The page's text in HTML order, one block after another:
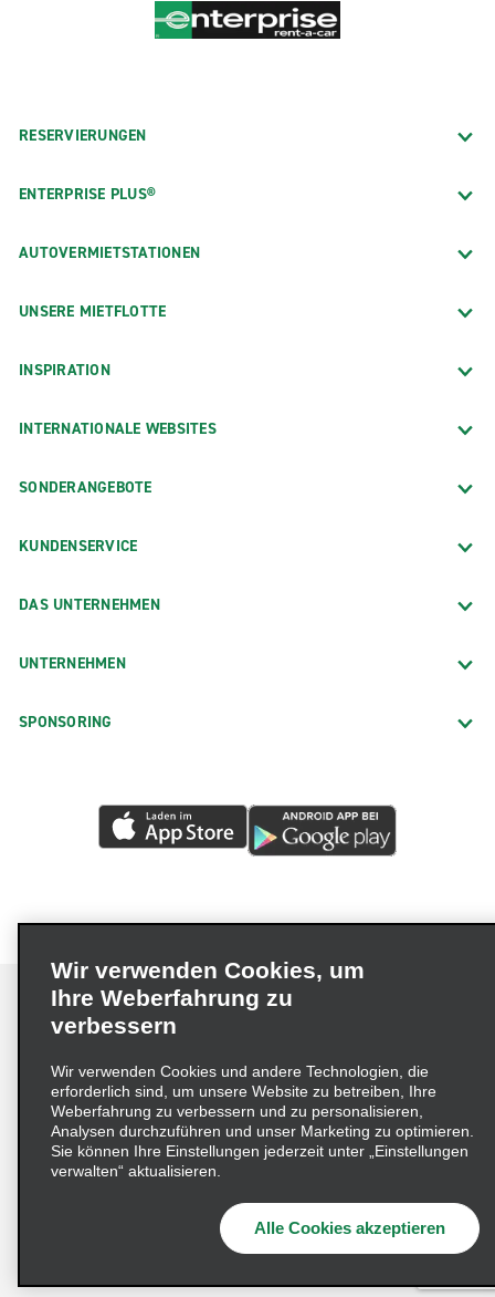
RESERVIERUNGEN
ENTERPRISE PLUS®
AUTOVERMIETSTATIONEN
UNSERE MIETFLOTTE
INSPIRATION
INTERNATIONALE WEBSITES
SONDERANGEBOTE
KUNDENSERVICE
DAS UNTERNEHMEN
UNTERNEHMEN
SPONSORING
Impressum Nutzungsbedingungen
Datenschutzrichtlinie
Cookie-Richtlinie
Datenschutzoptionen
Lieferkettensorgfaltspflichtengesetz (LkSG) Grundsatzerklärung
Beschwerdeverfahren nach dem
© 2026 Enterprise Holdings, Inc. Alle Rechte vorbehalten
Wir verwenden Cookies, um
Ihre Weberfahrung zu
verbessern
Wir verwenden Cookies und andere Technologien, die
erforderlich sind, um unsere Website zu betreiben, Ihre
Weberfahrung zu verbessern und zu personalisieren,
Analysen durchzuführen und unser Marketing zu optimieren.
Sie können Ihre Einstellungen jederzeit unter „Einstellungen
verwalten“ aktualisieren.
Alle Cookies akzeptieren